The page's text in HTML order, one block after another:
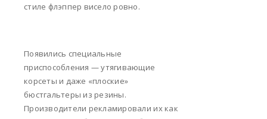
стиле флэппер висело ровно.
Появились специальные
приспособления — утягивающие
корсеты и даже «плоские»
бюстгальтеры из резины.
Производители рекламировали их как